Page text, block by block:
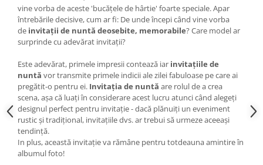
vine vorba de aceste 'bucățele de hârtie' foarte speciale. Apar
întrebările decisive, cum ar fi: De unde începi când vine vorba
de invitații de nuntă deosebite, memorabile? Care model ar
surprinde cu adevărat invitații?
Este adevărat, primele impresii contează iar invitațiile de
nuntă vor transmite primele indicii ale zilei fabuloase pe care ai
pregătit-o pentru ei. Invitația de nuntă are rolul de a crea
scena, așa că luați în considerare acest lucru atunci când alegeți
designul perfect pentru invitație - dacă plănuiți un eveniment
rustic și tradițional, invitațiile dvs. ar trebui să urmeze aceeași
tendință.
In plus, această invitație va rămâne pentru totdeauna amintire în
albumul foto!